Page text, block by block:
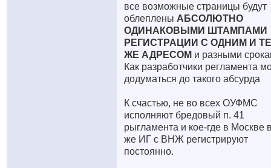
все возможные страницы будут
облеплены АБСОЛЮТНО
ОДИНАКОВЫМИ ШТАМПАМИ
РЕГИСТРАЦИИ С ОДНИМ И
ЖЕ АДРЕСОМ и разными
Как разработчики регламента
додуматься до такого абсурда
К счастью, не во всех ОУФМС
исполняют бредовый п. 41
рыгламента и кое-где в Москве
же ИГ с ВНЖ регистрируют
постоянно.